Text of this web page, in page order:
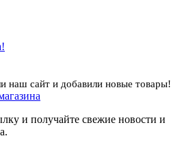
наш сайт и добавили новые товары!
и получайте свежие новости и